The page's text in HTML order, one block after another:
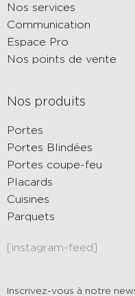
Nos services
Communication
Espace Pro
Nos points de vente
Nos produits
Portes
Portes Blindées
Portes coupe-feu
Placards
Cuisines
Parquets
[instagram-feed]
Inscrivez-vous à notre